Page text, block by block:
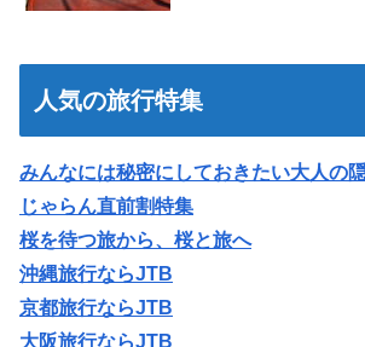
人気の旅行特集
みんなには秘密にしておきたい大人の
じゃらん直前割特集
桜を待つ旅から、桜と旅へ
沖縄旅行ならJTB
京都旅行ならJTB
大阪旅行ならJTB